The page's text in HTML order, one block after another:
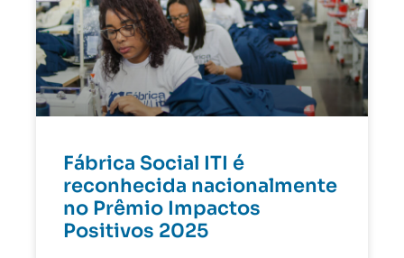
Fábrica Social ITI é
reconhecida nacionalmente
no Prêmio Impactos
Positivos 2025